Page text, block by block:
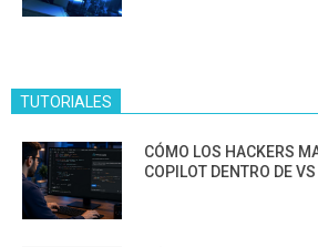
TUTORIALES
CÓMO LOS HACKERS
COPILOT DENTRO DE